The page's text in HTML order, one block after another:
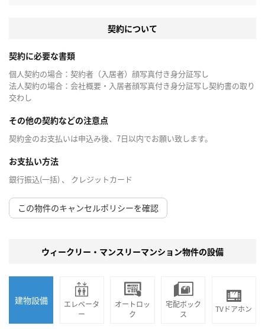
契約について
契約に必要な書類
個人契約の場合：契約者（入居者）顔写真付き身分証写し
法人契約の場合：会社概要・入居者顔写真付き身分証写し契約書の取り
交わし
その他の契約などの注意点
契約金のお支払いは申込み後、7日以内でお願い致します。
お支払い方法
銀行振込(一括) 、 クレジットカード
この物件のキャンセルポリシーを確認
ウィークリー・マンスリーマンション物件の設備
建物設備
エレベータ
ー
オートロッ
ク
宅配ボック
ス
TVドアホン